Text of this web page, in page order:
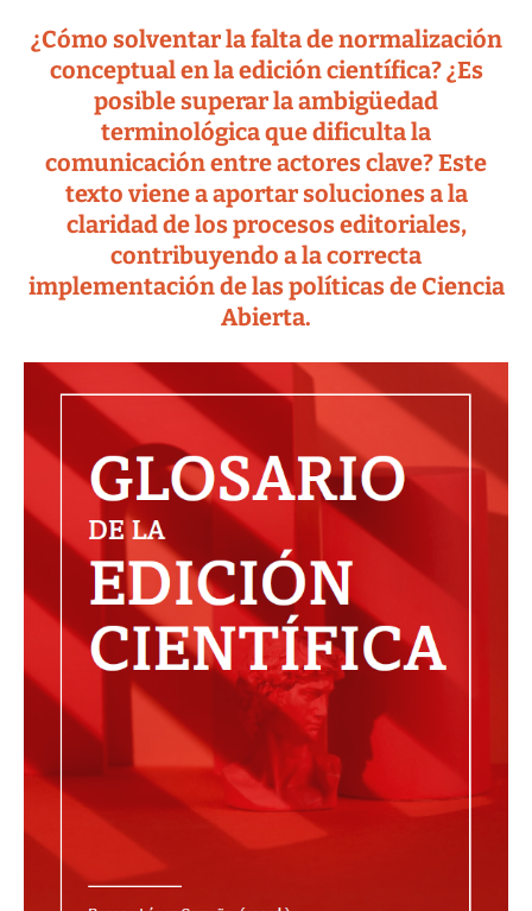
¿Cómo solventar la falta de normalización
conceptual en la edición científica? ¿Es
posible superar la ambigüedad
terminológica que dificulta la
comunicación entre actores clave? Este
texto viene a aportar soluciones a la
claridad de los procesos editoriales,
contribuyendo a la correcta
implementación de las políticas de Ciencia
Abierta.